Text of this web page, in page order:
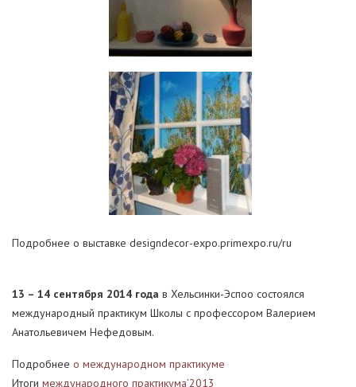
Подробнее о выставке designdecor-expo.primexpo.ru/ru
13 – 14 сентября 2014 года в Хельсинки-Эспоо состоялся
международный практикум Школы с профессором Валерием
Анатольевичем Нефедовым.
Подробнее о международном практикуме
Итоги международного практикума’2013